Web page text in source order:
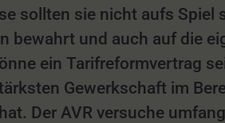
sollten sie nicht aufs Spiel
bewahrt und auch auf die
ein Tarifreformvertrag
Gewerkschaft im
Der AVR versuche